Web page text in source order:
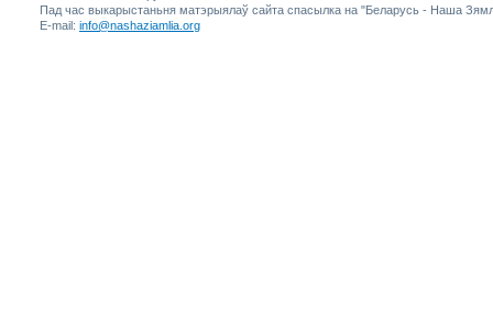
Пад час выкарыстаньня матэрыялаў сайта спасылка на "Беларусь - Наша
E-mail: info@nashaziamlia.org